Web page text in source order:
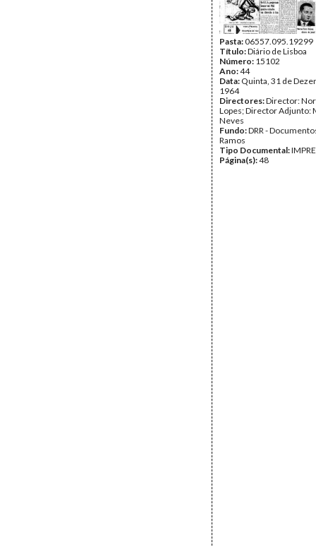
Pasta:06557.095.19299
Título:Diário de Lisboa
Número: 15102
Ano:44
Data: Quinta, 31 de
1964
Directores:Director:
Lopes; Director Adjunto:
Neves
Fundo:DRR -
Ramos
Tipo Documental:
Página(s):48